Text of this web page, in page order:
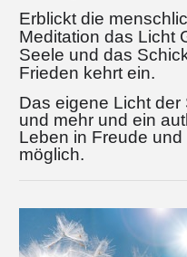
Erblickt die
Meditation das Licht
Seele und das
Frieden kehrt ein.
Das eigene Licht
und mehr und ein
Leben in Freude
möglich.